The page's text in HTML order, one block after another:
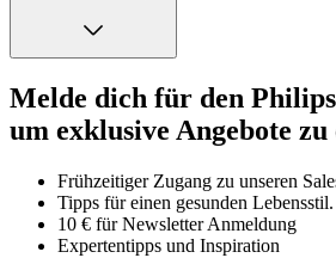
Melde dich für den
um exklusive Angebote
Frühzeitiger Zugang zu unseren
Tipps für einen gesunden Lebensstil.
10 € für Newsletter Anmeldung
Expertentipps und Inspiration